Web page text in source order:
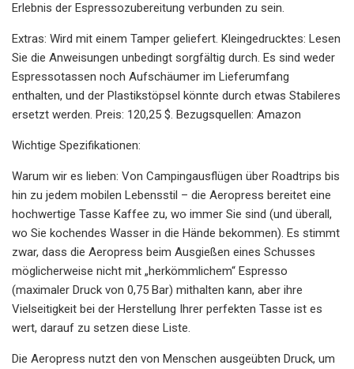
Erlebnis der Espressozubereitung verbunden zu sein.
Extras: Wird mit einem Tamper geliefert. Kleingedrucktes: Lesen
Sie die Anweisungen unbedingt sorgfältig durch. Es sind weder
Espressotassen noch Aufschäumer im Lieferumfang
enthalten, und der Plastikstöpsel könnte durch etwas Stabileres
ersetzt werden. Preis: 120,25 $. Bezugsquellen: Amazon
Wichtige Spezifikationen:
Warum wir es lieben: Von Campingausflügen über Roadtrips bis
hin zu jedem mobilen Lebensstil – die Aeropress bereitet eine
hochwertige Tasse Kaffee zu, wo immer Sie sind (und überall,
wo Sie kochendes Wasser in die Hände bekommen). Es stimmt
zwar, dass die Aeropress beim Ausgießen eines Schusses
möglicherweise nicht mit „herkömmlichem“ Espresso
(maximaler Druck von 0,75 Bar) mithalten kann, aber ihre
Vielseitigkeit bei der Herstellung Ihrer perfekten Tasse ist es
wert, darauf zu setzen diese Liste.
Die Aeropress nutzt den von Menschen ausgeübten Druck, um